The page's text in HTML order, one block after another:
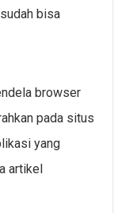
bisa
browser
pada situs
yang
artikel